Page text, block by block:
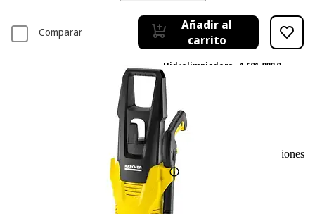
Comparar
Añadir al
carrito
Hidrolimpiadora - 1.601-888.0
KÄRCHER, Negro, Amarillo
372 Basado en 372 valoraciones